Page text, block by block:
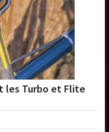
les Turbo et Flite